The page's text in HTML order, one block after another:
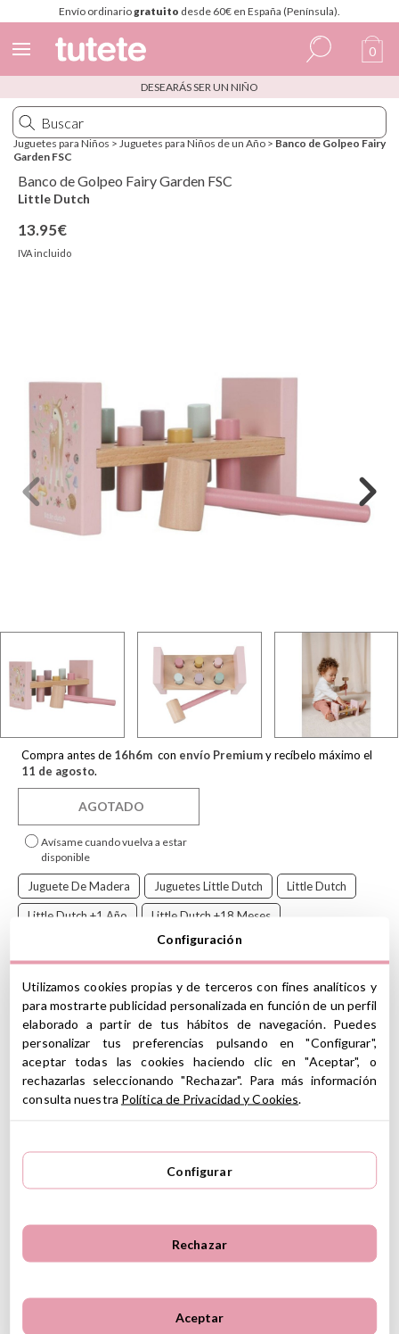
Envío ordinariogratuito desde 60€ en España (Península).
Español
Italiano
Inglés
Portugués
0
DESEARÁS SER UN NIÑO
Juguetes para Niños > Juguetes para Niños de un Año > Banco de Golpeo Fairy
Garden FSC
Banco de Golpeo Fairy Garden FSC
Little Dutch
13.95€
IVA incluido
Compra antes de 16h6m con envío Premiumy recíbelo máximo el
11 de agosto.
Avísame cuando vuelva a estar
disponible
AGOTADO
Juguete De Madera Juguetes Little Dutch Little Dutch
Little Dutch +1 Año Little Dutch +18 Meses
Little Dutch Fairy Garden
¡Toc, toc, toc!
Usa el mazo para golpear las 6 clavijas de colores en el banco de
madera y explora la magia de la colección Fairy Garden de Little
Dutch. Una vez terminado de golpear todos los colores, ¡gira el
banco y comienza de nuevo!
elegantes colores, estampados e ilustraciones.
Medidas: 16 x 23 x 11.5 cm
Incluye: banco de madera y martillo
Ayuda a desarrollar las habilidades motoras
(*) Este producto incluye marcado CE de conformidad con la
Configuración
Utilizamos cookies propias y de terceros con fines analíticos y
para mostrarte publicidad personalizada en función de un perfil
elaborado a partir de tus hábitos de navegación. Puedes
personalizar tus preferencias pulsando en "Configurar",
aceptar todas las cookies haciendo clic en "Aceptar", o
rechazarlas seleccionando "Rechazar". Para más información
consulta nuestra Política de Privacidad y Cookies.
Configurar
Rechazar
Aceptar